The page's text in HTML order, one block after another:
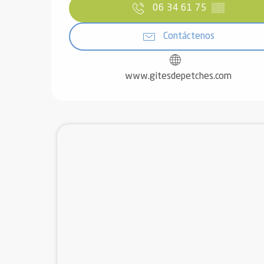
06 34 61 75 ▒▒
Contáctenos
www.gitesdepetches.com